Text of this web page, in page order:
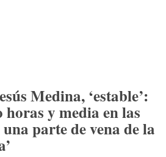
Medina, ‘estable’:
horas y media en las
parte de vena de la